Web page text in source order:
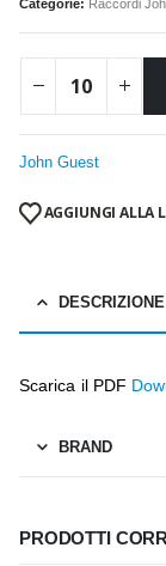
Categorie: Raccordi
John Guest
AGGIUNGI ALLA
DESCRIZIONE
Scarica il PDF
BRAND
PRODOTTI